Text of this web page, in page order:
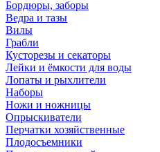
Бордюры, заборы
Ведра и тазы
Вилы
Грабли
Кусторезы и секаторы
Лейки и ёмкости для воды
Лопаты и рыхлители
Наборы
Ножи и ножницы
Опрыскиватели
Перчатки хозяйственные
Плодосъемники